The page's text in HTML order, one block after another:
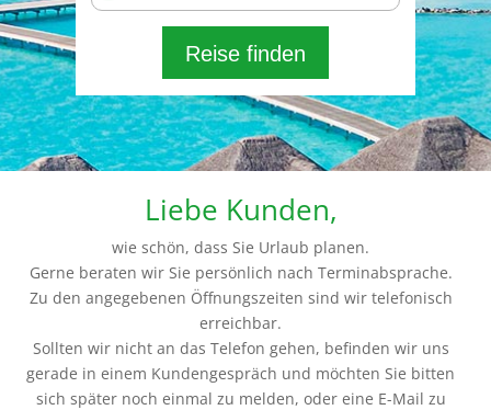
Reise finden
Liebe Kunden,
wie schön, dass Sie Urlaub planen.
Gerne beraten wir Sie persönlich nach Terminabsprache.
Zu den angegebenen Öffnungszeiten sind wir telefonisch
erreichbar.
Sollten wir nicht an das Telefon gehen, befinden wir uns
gerade in einem Kundengespräch und möchten Sie bitten
sich später noch einmal zu melden, oder eine E-Mail zu